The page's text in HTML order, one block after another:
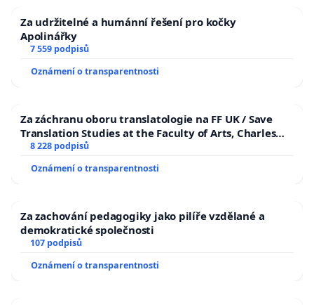
Za udržitelné a humánní řešení pro kočky
Apolinářky
7 559 podpisů
Oznámení o transparentnosti
Za záchranu oboru translatologie na FF UK / Save
Translation Studies at the Faculty of Arts, Charles
University
8 228 podpisů
Oznámení o transparentnosti
Za zachování pedagogiky jako pilíře vzdělané a
demokratické společnosti
107 podpisů
Oznámení o transparentnosti